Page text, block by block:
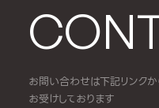
お問い合わせは下記リンクか
お受けしております